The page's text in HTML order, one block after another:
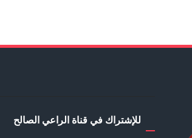
للإشتراك في قناة الراعي الصالح